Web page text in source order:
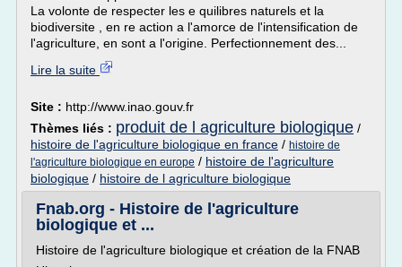
La volonte de respecter les e quilibres naturels et la
biodiversite , en re action a l'amorce de l'intensification de
l'agriculture, en sont a l'origine. Perfectionnement des...
Lire la suite
Site : http://www.inao.gouv.fr
Thèmes liés : produit de l agriculture biologique /
histoire de l'agriculture biologique en france / histoire de
l'agriculture biologique en europe / histoire de l'agriculture
biologique / histoire de l agriculture biologique
Fnab.org - Histoire de l'agriculture
biologique et ...
Histoire de l'agriculture biologique et création de la FNAB